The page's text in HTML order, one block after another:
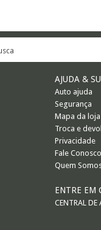
AJUDA &
Auto ajuda
Segurança
Mapa da loja
Troca e
Privacidade
Fale Conosco
Quem
ENTRE EM
CENTRAL